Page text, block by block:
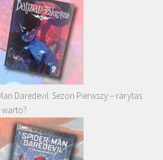
Daredevil. Sezon Pierwszy – rarytas